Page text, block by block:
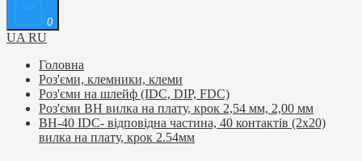
0
UA RU
Головна
Роз'єми, клемники, клеми
Роз'єми на шлейф (IDC, DIP, FDC)
Роз'єми BH вилка на плату, крок 2,54 мм, 2,00 мм
BH-40 IDC- відповідна частина, 40 контактів (2х20)
вилка на плату, крок 2.54мм